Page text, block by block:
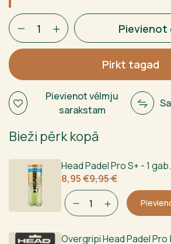
Siux
Diablo
Pro
4
2025
daudzums
Pievienot
Pirkt tagad
Pievienot vēlmju
sarakstam
Bieži pērk kopā
Head Padel Pro S+ - 1
9,95€
Sākotnējā
cena
bija:
9,95 €.
8,95€
Current
price
is:
8,95 €.
Overgripi Head Padel Pro